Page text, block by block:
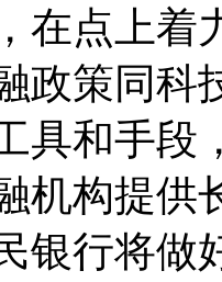
在点上着
政策同科
具和手段
机构提供
银行将做